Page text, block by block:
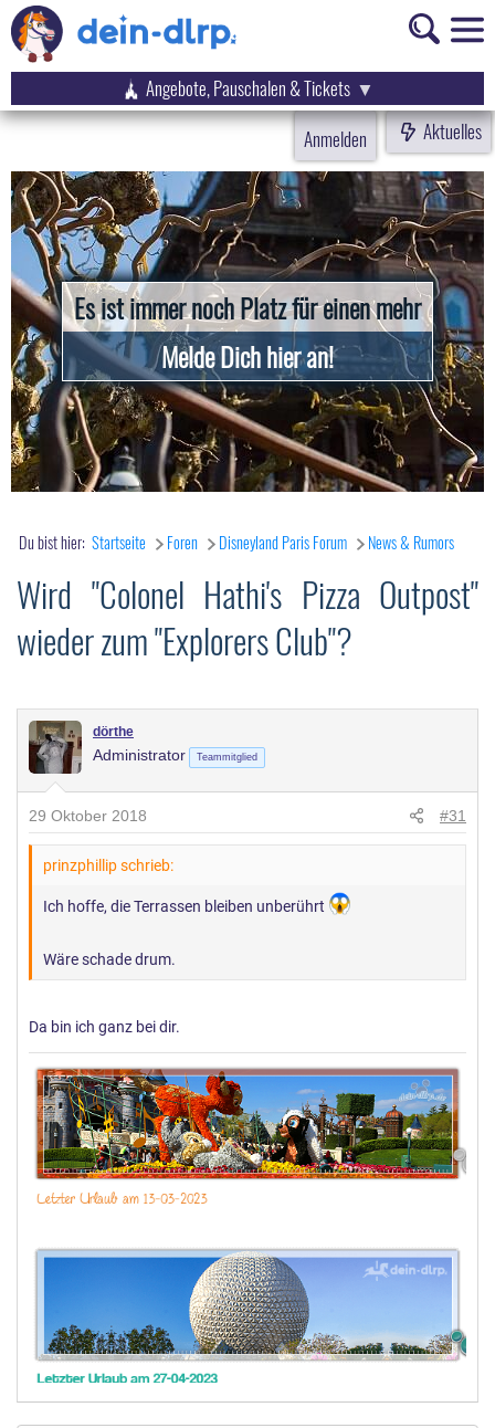
Angebote, Pauschalen & Tickets
Anmelden
Aktuelles
Es ist immer noch Platz für einen mehr
Melde Dich hier an!
Du bist hier: Startseite Foren Disneyland Paris Forum News & Rumors
Wird "Colonel Hathi's Pizza Outpost"
wieder zum "Explorers Club"?
dörthe
Administrator Teammitglied
29 Oktober 2018 #31
prinzphillip schrieb:
Ich hoffe, die Terrassen bleiben unberührt
Wäre schade drum.
Da bin ich ganz bei dir.